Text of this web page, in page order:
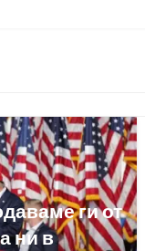
ги от
ни в